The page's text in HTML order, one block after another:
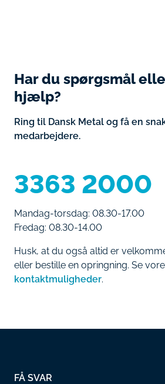
Har du spørgsmål
hjælp?
Ring til Dansk Metal og få en
medarbejdere.
3363 2000
Mandag-torsdag: 08.30-17.00
Fredag: 08.30-14.00
Husk, at du også altid er
eller bestille en opringning. Se
kontaktmuligheder.
FÅ SVAR